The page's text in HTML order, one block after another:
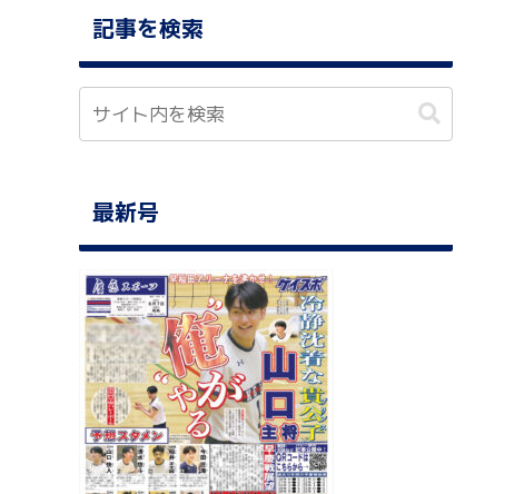
記事を検索
最新号